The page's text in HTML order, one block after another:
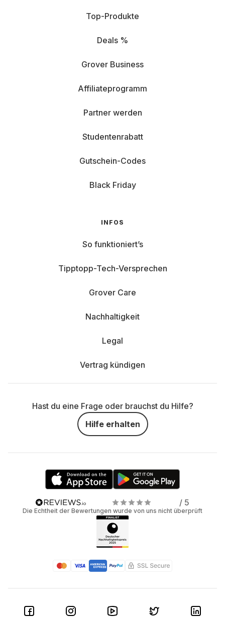
Top-Produkte
Deals %
Grover Business
Affiliateprogramm
Partner werden
Studentenrabatt
Gutschein-Codes
Black Friday
INFOS
So funktioniert’s
Tipptopp-Tech-Versprechen
Grover Care
Nachhaltigkeit
Legal
Vertrag kündigen
Hast du eine Frage oder brauchst du Hilfe?
Hilfe erhalten
/ 5
Die Echtheit der Bewertungen wurde von uns nicht überprüft